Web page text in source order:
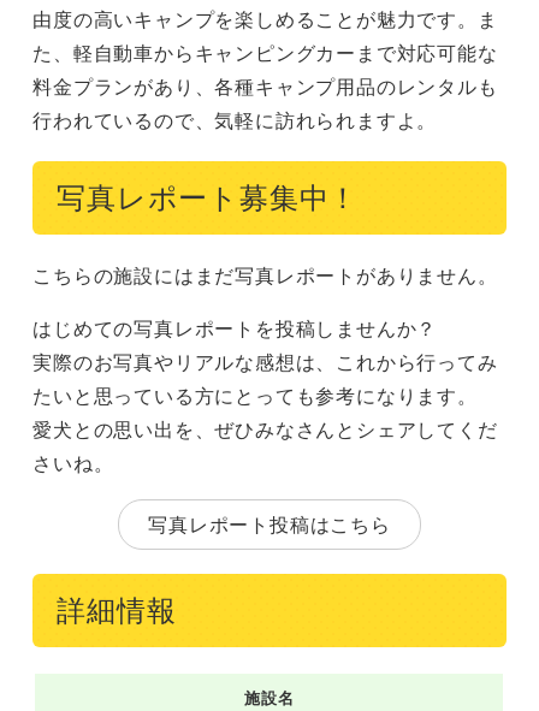
由度の高いキャンプを楽しめることが魅力です。ま
た、軽自動車からキャンピングカーまで対応可能な
料金プランがあり、各種キャンプ用品のレンタルも
行われているので、気軽に訪れられますよ。
写真レポート募集中！
こちらの施設にはまだ写真レポートがありません。
はじめての写真レポートを投稿しませんか？
実際のお写真やリアルな感想は、これから行ってみ
たいと思っている方にとっても参考になります。
愛犬との思い出を、ぜひみなさんとシェアしてくだ
さいね。
写真レポート投稿はこちら
詳細情報
施設名